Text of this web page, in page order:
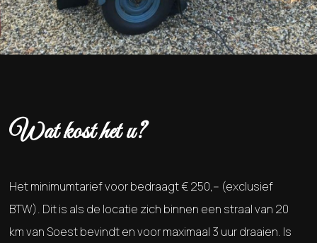
Wat kost het u?
Het minimumtarief voor bedraagt € 250,-- (exclusief
BTW). Dit is als de locatie zich binnen een straal van 20
km van Soest bevindt en voor maximaal 3 uur draaien. Is